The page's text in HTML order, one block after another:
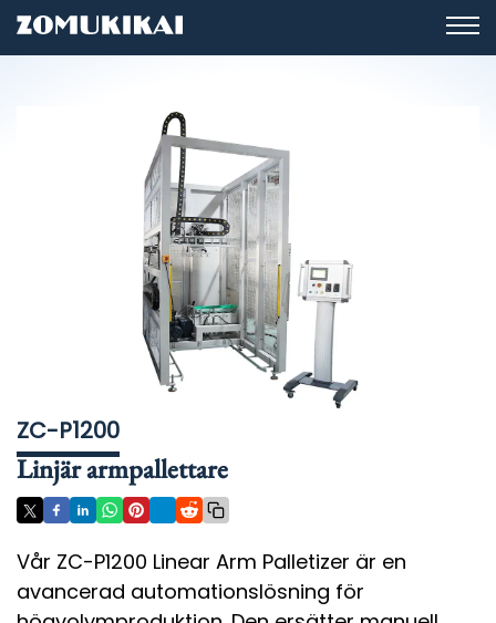
ZC-P1200
Linjär armpallettare
Vår ZC-P1200 Linear Arm Palletizer är en
avancerad automationslösning för